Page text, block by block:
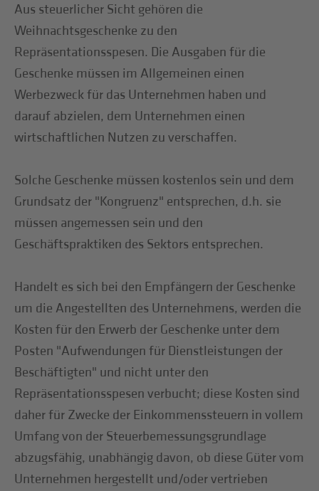
Aus steuerlicher Sicht gehören die
Weihnachtsgeschenke zu den
Repräsentationsspesen. Die Ausgaben für die
Geschenke müssen im Allgemeinen einen
Werbezweck für das Unternehmen haben und
darauf abzielen, dem Unternehmen einen
wirtschaftlichen Nutzen zu verschaffen.
Solche Geschenke müssen kostenlos sein und dem
Grundsatz der "Kongruenz" entsprechen, d.h. sie
müssen angemessen sein und den
Geschäftspraktiken des Sektors entsprechen.
Handelt es sich bei den Empfängern der Geschenke
um die Angestellten des Unternehmens, werden die
Kosten für den Erwerb der Geschenke unter dem
Posten "Aufwendungen für Dienstleistungen der
Beschäftigten" und nicht unter den
Repräsentationsspesen verbucht; diese Kosten sind
daher für Zwecke der Einkommenssteuern in vollem
Umfang von der Steuerbemessungsgrundlage
abzugsfähig, unabhängig davon, ob diese Güter vom
Unternehmen hergestellt und/oder vertrieben